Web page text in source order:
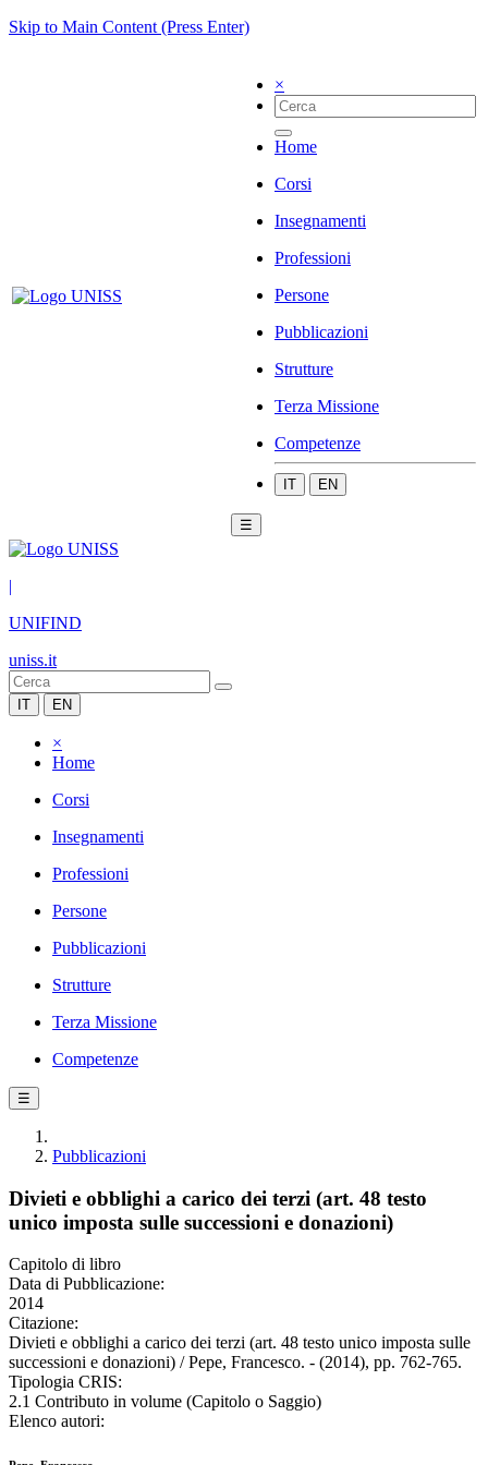
Skip to Main Content (Press Enter)
×
Home
Corsi
Insegnamenti
Professioni
Persone
Pubblicazioni
Strutture
Terza Missione
Competenze
IT EN
☰
|
UNIFIND
uniss.it
IT EN
×
Home
Corsi
Insegnamenti
Professioni
Persone
Pubblicazioni
Strutture
Terza Missione
Competenze
☰
Pubblicazioni
Divieti e obblighi a carico dei terzi (art. 48 testo
unico imposta sulle successioni e donazioni)
Capitolo di libro
Data di Pubblicazione:
2014
Citazione:
Divieti e obblighi a carico dei terzi (art. 48 testo unico imposta sulle
successioni e donazioni) / Pepe, Francesco. - (2014), pp. 762-765.
Tipologia CRIS:
2.1 Contributo in volume (Capitolo o Saggio)
Elenco autori: